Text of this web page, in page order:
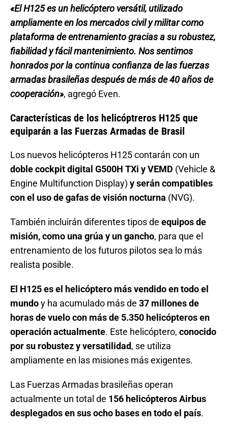
«El H125 es un helicóptero versátil, utilizado
ampliamente en los mercados civil y militar como
plataforma de entrenamiento gracias a su robustez,
fiabilidad y fácil mantenimiento. Nos sentimos
honrados por la continua confianza de las fuerzas
armadas brasileñas después de más de 40 años de
cooperación», agregó Even.
Características de los helicóptreros H125 que
equiparán a las Fuerzas Armadas de Brasil
Los nuevos helicópteros H125 contarán con un
doble cockpit digital G500H TXi y VEMD (Vehicle &
Engine Multifunction Display) y serán compatibles
con el uso de gafas de visión nocturna (NVG).
También incluirán diferentes tipos de equipos de
misión, como una grúa y un gancho, para que el
entrenamiento de los futuros pilotos sea lo más
realista posible.
El H125 es el helicóptero más vendido en todo el
mundoy ha acumulado más de 37 millones de
horas de vuelo con más de 5.350 helicópteros en
operación actualmente. Este helicóptero, conocido
por su robustez y versatilidad, se utiliza
ampliamente en las misiones más exigentes.
Las Fuerzas Armadas brasileñas operan
actualmente un total de 156 helicópteros Airbus
desplegados en sus ocho bases en todo el país.